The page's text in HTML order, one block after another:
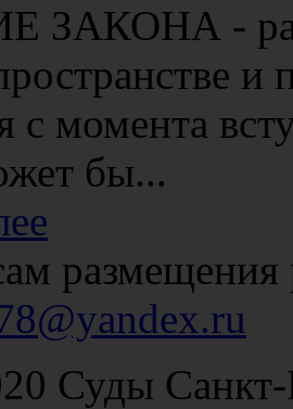
ЗАКОНА -
и
с момента
бы...
размещения
Суды Санкт-